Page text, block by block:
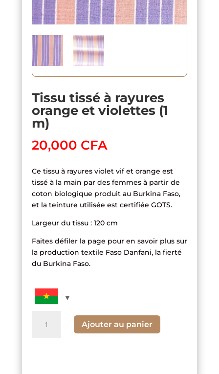
Tissu tissé à rayures
orange et violettes (1
m)
20,000 CFA
Ce tissu à rayures violet vif et orange est
tissé à la main par des femmes à partir de
coton biologique produit au Burkina Faso,
et la teinture utilisée est certifiée GOTS.
Largeur du tissu : 120 cm
Faites défiler la page pour en savoir plus sur
la production textile Faso Danfani, la fierté
du Burkina Faso.
Ajouter au panier